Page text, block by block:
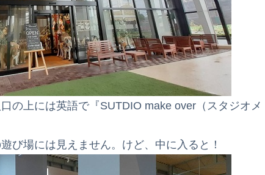
の上には英語で『SUTDIO make over（スタジオメ
び場には見えません。けど、中に入ると！